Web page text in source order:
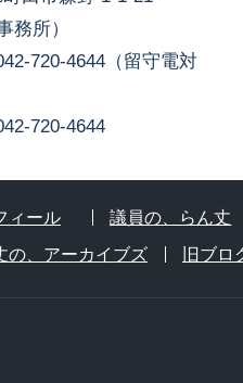
務所）
720-4644（留守電対
720-4644
ィール
議員の、らん丈
の、アーカイブズ
旧ブロ